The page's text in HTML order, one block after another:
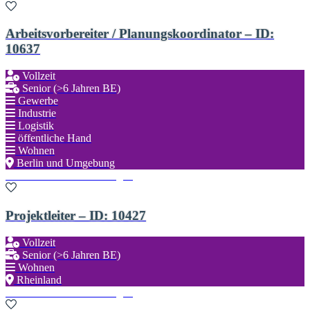
Arbeitsvorbereiter / Planungskoordinator – ID:
10637
Vollzeit
Senior (>6 Jahren BE)
Gewerbe
Industrie
Logistik
öffentliche Hand
Wohnen
Berlin und Umgebung
Projektleiter – ID: 10427
Vollzeit
Senior (>6 Jahren BE)
Wohnen
Rheinland